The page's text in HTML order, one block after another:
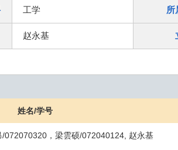
工学 所
赵永基
姓名/学号
072070320，梁雲硕/072040124, 赵永基